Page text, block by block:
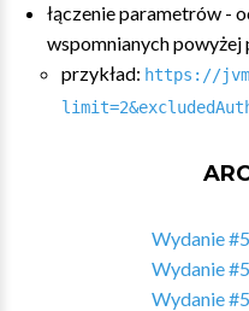
łączenie parametrów -
wspomnianych
przykład: https://
Wydanie
Wydanie
Wydanie